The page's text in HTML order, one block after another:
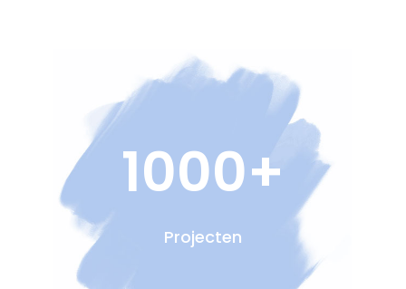
1000+
Projecten